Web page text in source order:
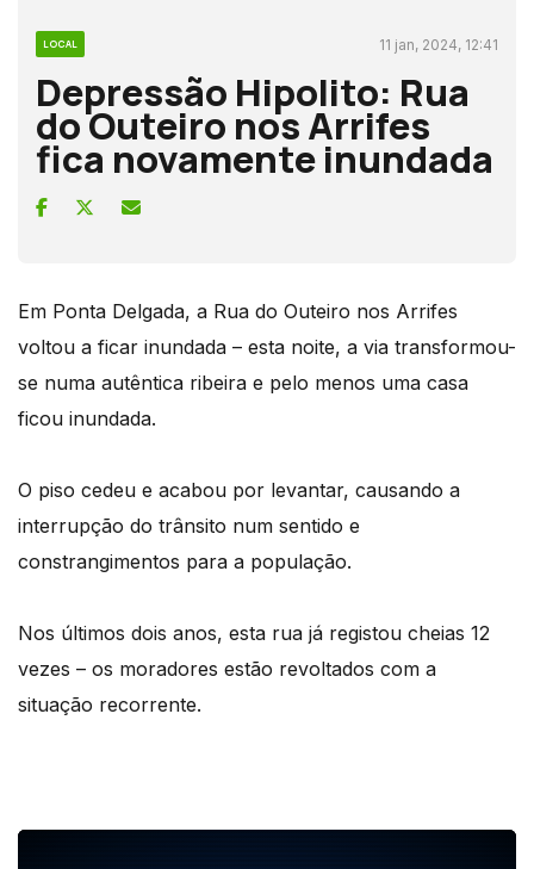
LOCAL 11 jan, 2024, 12:41
Depressão Hipolito: Rua
do Outeiro nos Arrifes
fica novamente inundada
Em Ponta Delgada, a Rua do Outeiro nos Arrifes
voltou a ficar inundada – esta noite, a via transformou-
se numa autêntica ribeira e pelo menos uma casa
ficou inundada.
O piso cedeu e acabou por levantar, causando a
interrupção do trânsito num sentido e
constrangimentos para a população.
Nos últimos dois anos, esta rua já registou cheias 12
vezes – os moradores estão revoltados com a
situação recorrente.